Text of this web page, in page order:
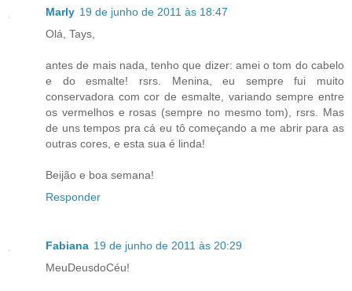
Marly 19 de junho de 2011 às 18:47
Olá, Tays,
antes de mais nada, tenho que dizer: amei o tom do cabelo
e do esmalte! rsrs. Menina, eu sempre fui muito
conservadora com cor de esmalte, variando sempre entre
os vermelhos e rosas (sempre no mesmo tom), rsrs. Mas
de uns tempos pra cá eu tô começando a me abrir para as
outras cores, e esta sua é linda!
Beijão e boa semana!
Responder
Fabiana 19 de junho de 2011 às 20:29
MeuDeusdoCéu!